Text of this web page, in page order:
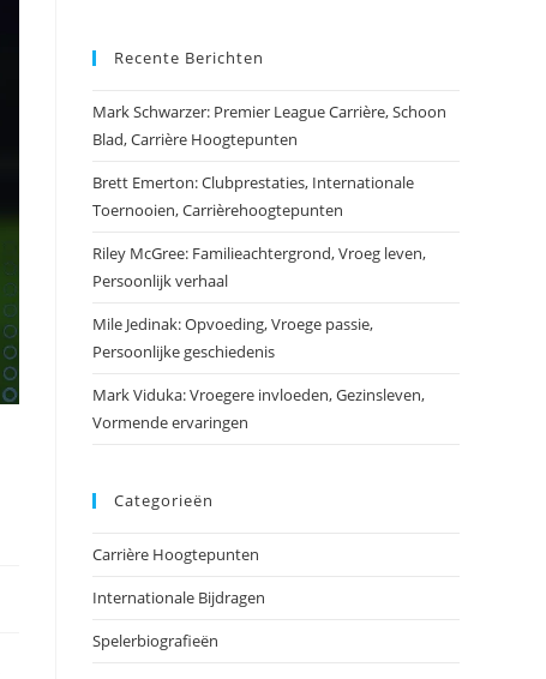
Recente Berichten
Mark Schwarzer: Premier League Carrière, Schoon
Blad, Carrière Hoogtepunten
Brett Emerton: Clubprestaties, Internationale
Toernooien, Carrièrehoogtepunten
Riley McGree: Familieachtergrond, Vroeg leven,
Persoonlijk verhaal
Mile Jedinak: Opvoeding, Vroege passie,
Persoonlijke geschiedenis
Mark Viduka: Vroegere invloeden, Gezinsleven,
Vormende ervaringen
Categorieën
Carrière Hoogtepunten
Internationale Bijdragen
Spelerbiografieën